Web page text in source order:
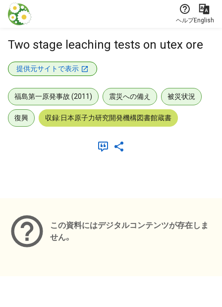
本文に飛ぶ
ヘルプEnglish
Two stage leaching tests on utex ore
提供元サイトで表示
福島第一原発事故 (2011) 震災への備え 被災状況
復興 収録:日本原子力研究開発機構図書館蔵書
この資料にはデジタルコンテンツが存在しま
せん。